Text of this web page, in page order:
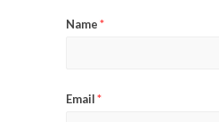
Name*
Email*